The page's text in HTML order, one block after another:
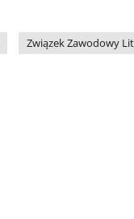
Związek Zawodowy